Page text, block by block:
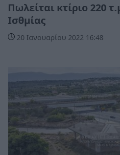
Πωλείται κτίριο 220
Ισθμίας
20 Ιανουαρίου 2022 16:48